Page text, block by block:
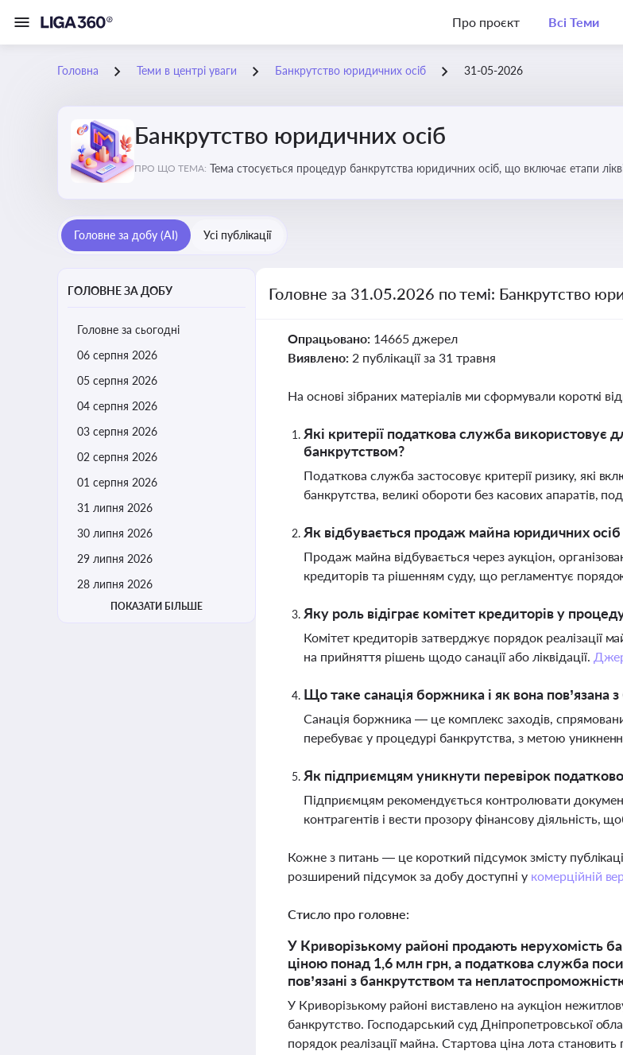
Про проєкт Всі Теми
Головна Теми в центрі уваги Банкрутство юридичних осіб 31-05-2026
Банкрутство юридичних осіб
ПРО ЩО ТЕМА: Тема стосується процедур банкрутства юридичних осіб, що включає етапи
Головне за добу (AI) Усі публікації
ГОЛОВНЕ ЗА ДОБУ
Головне за сьогодні
06 серпня 2026
05 серпня 2026
04 серпня 2026
03 серпня 2026
02 серпня 2026
01 серпня 2026
31 липня 2026
30 липня 2026
29 липня 2026
28 липня 2026
ПОКАЗАТИ БІЛЬШЕ
Головне за 31.05.2026 по темі: Банкрутство
Опрацьовано: 14665 джерел
Виявлено: 2 публікації за 31 травня
На основі зібраних матеріалів ми сформували короткі
Які критерії податкова служба використовує
банкрутством?
Податкова служба застосовує критерії ризику, які
банкрутства, великі обороти без касових апаратів,
Як відбувається продаж майна юридичних осіб
Продаж майна відбувається через аукціон,
кредиторів та рішенням суду, що регламентує
Яку роль відіграє комітет кредиторів у
Комітет кредиторів затверджує порядок реалізації
на прийняття рішень щодо санації або ліквідації.
Що таке санація боржника і як вона пов’язана
Санація боржника — це комплекс заходів,
перебуває у процедурі банкрутства, з метою уникнення
Як підприємцям уникнути перевірок
Підприємцям рекомендується контролювати
контрагентів і вести прозору фінансову діяльність,
Кожне з питань — це короткий підсумок змісту
розширений підсумок за добу доступні у комерційній
Стисло про головне:
У Криворізькому районі продають нерухомість
ціною понад 1,6 млн грн, а податкова служба
пов’язані з банкрутством та
У Криворізькому районі виставлено на аукціон
банкрутство. Господарський суд Дніпропетровської
порядок реалізації майна. Стартова ціна лота